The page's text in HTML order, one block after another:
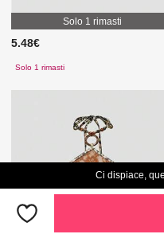
Solo 1 rimasti
5.48€
Solo 1 rimasti
Ci dispiace,